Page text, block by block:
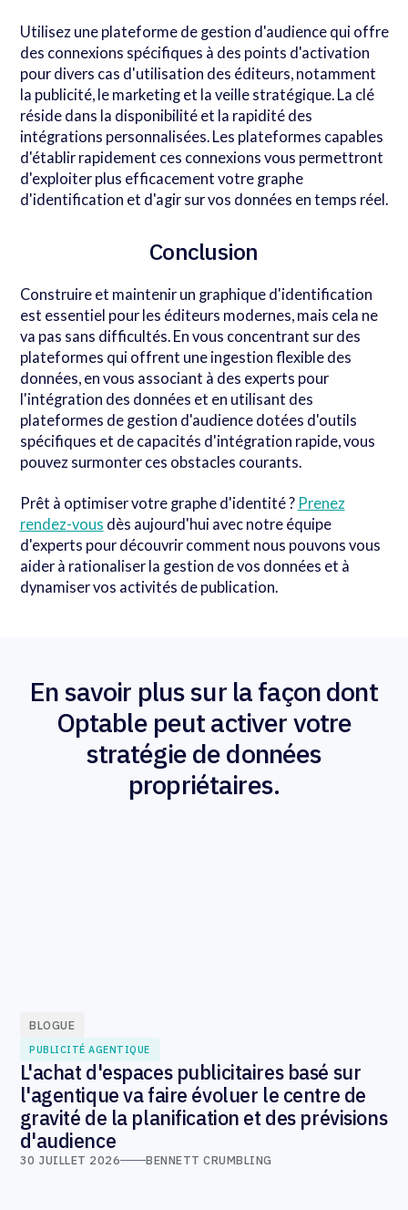
Utilisez une plateforme de gestion d'audience qui offre
des connexions spécifiques à des points d'activation
pour divers cas d'utilisation des éditeurs, notamment
la publicité, le marketing et la veille stratégique. La clé
réside dans la disponibilité et la rapidité des
intégrations personnalisées. Les plateformes capables
d'établir rapidement ces connexions vous permettront
d'exploiter plus efficacement votre graphe
d'identification et d'agir sur vos données en temps réel.
Conclusion
Construire et maintenir un graphique d'identification
est essentiel pour les éditeurs modernes, mais cela ne
va pas sans difficultés. En vous concentrant sur des
plateformes qui offrent une ingestion flexible des
données, en vous associant à des experts pour
l'intégration des données et en utilisant des
plateformes de gestion d'audience dotées d'outils
spécifiques et de capacités d'intégration rapide, vous
pouvez surmonter ces obstacles courants.
Prêt à optimiser votre graphe d'identité ? Prenez
rendez-vous dès aujourd'hui avec notre équipe
d'experts pour découvrir comment nous pouvons vous
aider à rationaliser la gestion de vos données et à
dynamiser vos activités de publication.
En savoir plus sur la façon dont
Optable peut activer votre
stratégie de données
propriétaires.
BLOGUE
PUBLICITÉ AGENTIQUE
L'achat d'espaces publicitaires basé sur
l'agentique va faire évoluer le centre de
gravité de la planification et des prévisions
d'audience
30 JUILLET 2026 BENNETT CRUMBLING